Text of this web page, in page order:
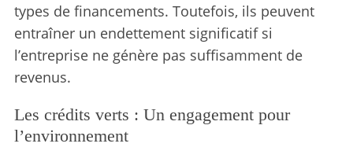
types de financements. Toutefois, ils peuvent
entraîner un endettement significatif si
l’entreprise ne génère pas suffisamment de
revenus.
Les crédits verts : Un engagement pour
l’environnement